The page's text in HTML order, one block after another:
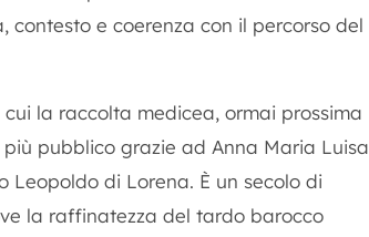
contesto e coerenza con il percorso del
la raccolta medicea, ormai prossima
pubblico grazie ad Anna Maria Luisa
Leopoldo di Lorena. È un secolo di
la raffinatezza del tardo barocco